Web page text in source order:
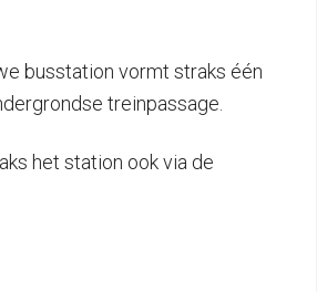
busstation vormt straks één
treinpassage.
het station ook via de